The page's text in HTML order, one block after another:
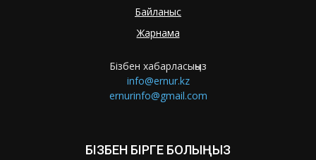
Байланыс
Жарнама
Бізбен хабарласыңыз
info@ernur.kz
ernurinfo@gmail.com
БІЗБЕН БІРГЕ БОЛЫҢЫЗ